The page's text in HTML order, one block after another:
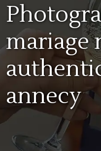
mariage
annecy